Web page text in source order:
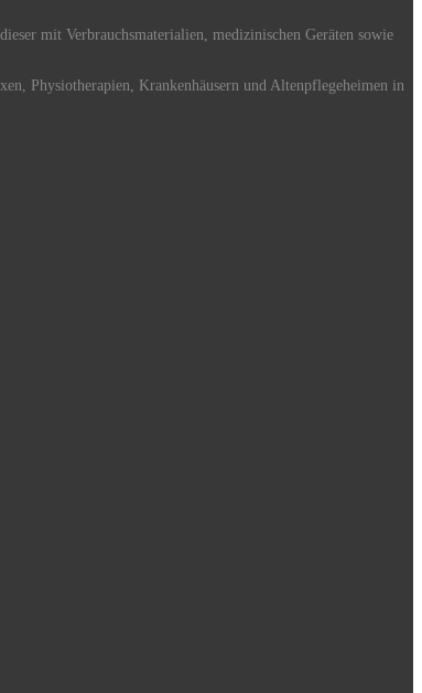
mit Verbrauchsmaterialien, medizinischen Geräten sowie
Physiotherapien, Krankenhäusern und Altenpflegeheimen in